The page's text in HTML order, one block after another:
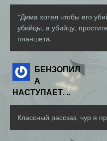
“Дима хотел чтобы его
убийцы, а убийцу,
планшета.
БЕНЗОПИЛ
А
НАСТУПАЕТ. ..
Классный рассказ, чур я